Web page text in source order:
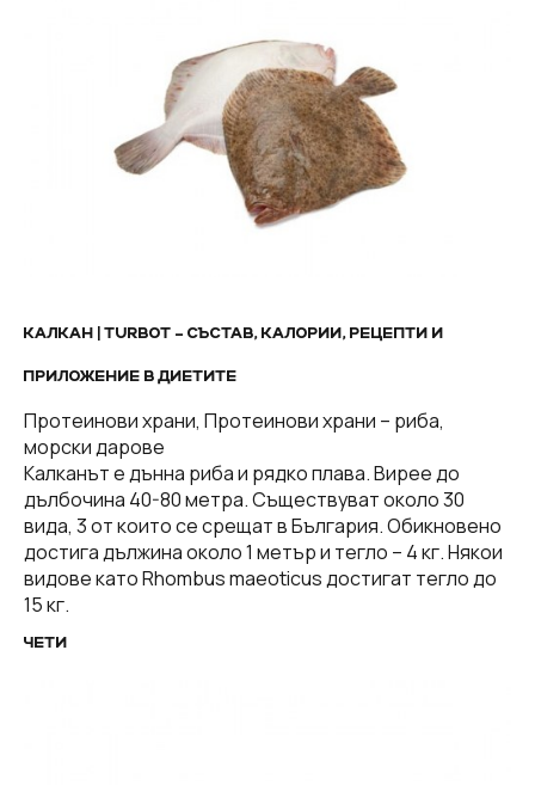
КАЛКАН | TURBOT – СЪСТАВ, КАЛОРИИ, РЕЦЕПТИ И
ПРИЛОЖЕНИЕ В ДИЕТИТЕ
Протеинови храни, Протеинови храни – риба,
морски дарове
Калканът е дънна риба и рядко плава. Вирее до
дълбочина 40-80 метра. Съществуват около 30
вида, 3 от които се срещат в България. Обикновено
достига дължина около 1 метър и тегло – 4 кг. Някои
видове като Rhombus maeoticus достигат тегло до
15 кг.
ЧЕТИ